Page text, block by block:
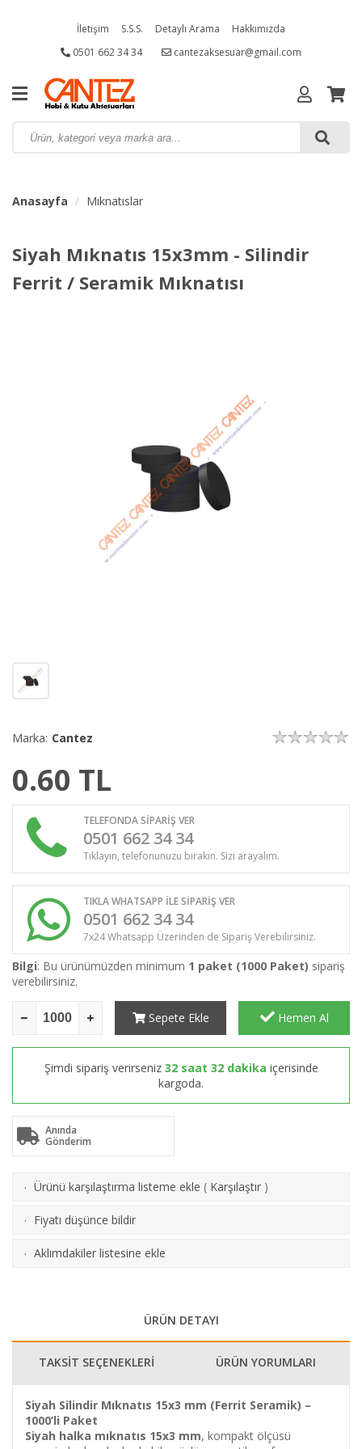
İletişim S.S.S. Detaylı Arama
Hakkımızda
0501 662 34 34
cantezaksesuar@gmail.com
Anasayfa Mıknatıslar
Siyah Mıknatıs 15x3mm - Silindir
Ferrit / Seramik Mıknatısı
Marka: Cantez
0.60 TL
TELEFONDA SİPARİŞ VER
0501 662 34 34
Tıklayın, telefonunuzu bırakın. Sizi arayalım.
TIKLA WHATSAPP İLE SİPARİŞ VER
0501 662 34 34
7x24 Whatsapp Üzerinden de Sipariş Verebilirsiniz.
Bilgi: Bu ürünümüzden minimum 1 paket (1000 Paket) sipariş
verebilirsiniz.
Sepete Ekle Hemen Al
Şimdi sipariş verirseniz 32 saat 32 dakika içerisinde
kargoda.
Anında
Gönderim
· Ürünü karşılaştırma listeme ekle ( Karşılaştır )
· Fiyatı düşünce bildir
· Aklımdakiler listesine ekle
ÜRÜN DETAYI
TAKSİT SEÇENEKLERİ ÜRÜN YORUMLARI
Siyah Silindir Mıknatıs 15x3 mm (Ferrit Seramik) –
1000’li Paket
Siyah halka mıknatıs 15x3 mm, kompakt ölçüsü